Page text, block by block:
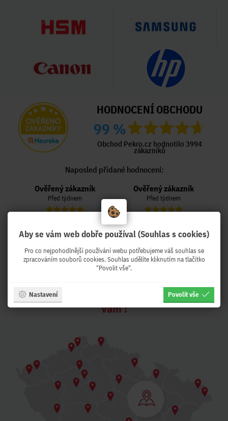
HODNOCENÍ OBCHODU
99 %
Obchod Pekro.cz hodnotilo 3994
zákazníků
Naposled přidané hodnocení:
Ověřený zákazník
Před týdnem
Ověřený zákazník
Před týdnem
PeKro - IT eshop, ale se
Z Brna expedujeme druhý pracovní den k
Vám !
Aby se vám web dobře používal (Souhlas s cookies)
Pro co nejpohodlnější používání webu potřebujeme váš souhlas se
zpracováním souborů cookies. Souhlas udělíte kliknutím na tlačítko
"Povolit vše".
Nastavení Povolit vše